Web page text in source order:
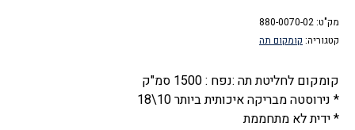
ולחליטה
1.5
-
Orbit
מק"ט: 880-0070-02
קטגוריה: קומקום תה
קומקום לחליטת תה :נפח : 1500 סמ"ק
* נירוסטה מבריקה איכותית ביותר 10\18
* ידית לא מתחממת